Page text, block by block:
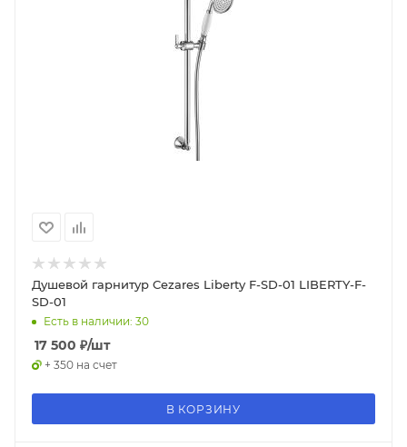
Душевой гарнитур Cezares Liberty F-SD-01 LIBERTY-F-
SD-01
Есть в наличии: 30
17 500 ₽/шт
+ 350 на счет
В КОРЗИНУ